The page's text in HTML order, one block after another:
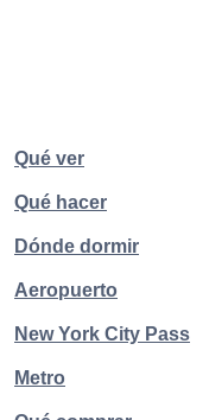
Qué ver
Qué hacer
Dónde dormir
Aeropuerto
New York City Pass
Metro